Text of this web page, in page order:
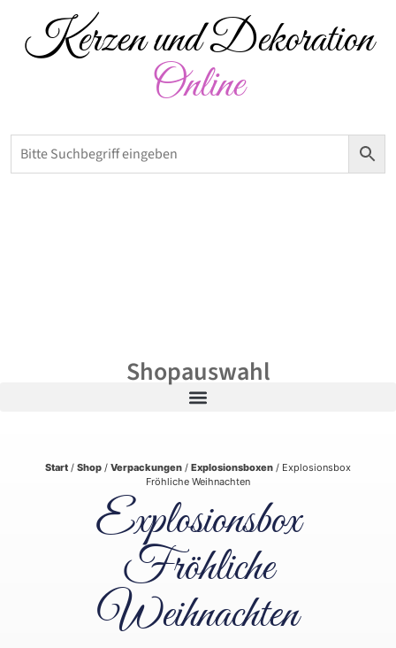
Kerzen und Dekoration
Online
Shopauswahl
Start / Shop / Verpackungen / Explosionsboxen / Explosionsbox
Fröhliche Weihnachten
Explosionsbox
Fröhliche
Weihnachten